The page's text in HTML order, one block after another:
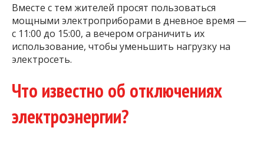
Вместе с тем жителей просят пользоваться
мощными электроприборами в дневное время —
с 11:00 до 15:00, а вечером ограничить их
использование, чтобы уменьшить нагрузку на
электросеть.
Что известно об отключениях
электроэнергии?